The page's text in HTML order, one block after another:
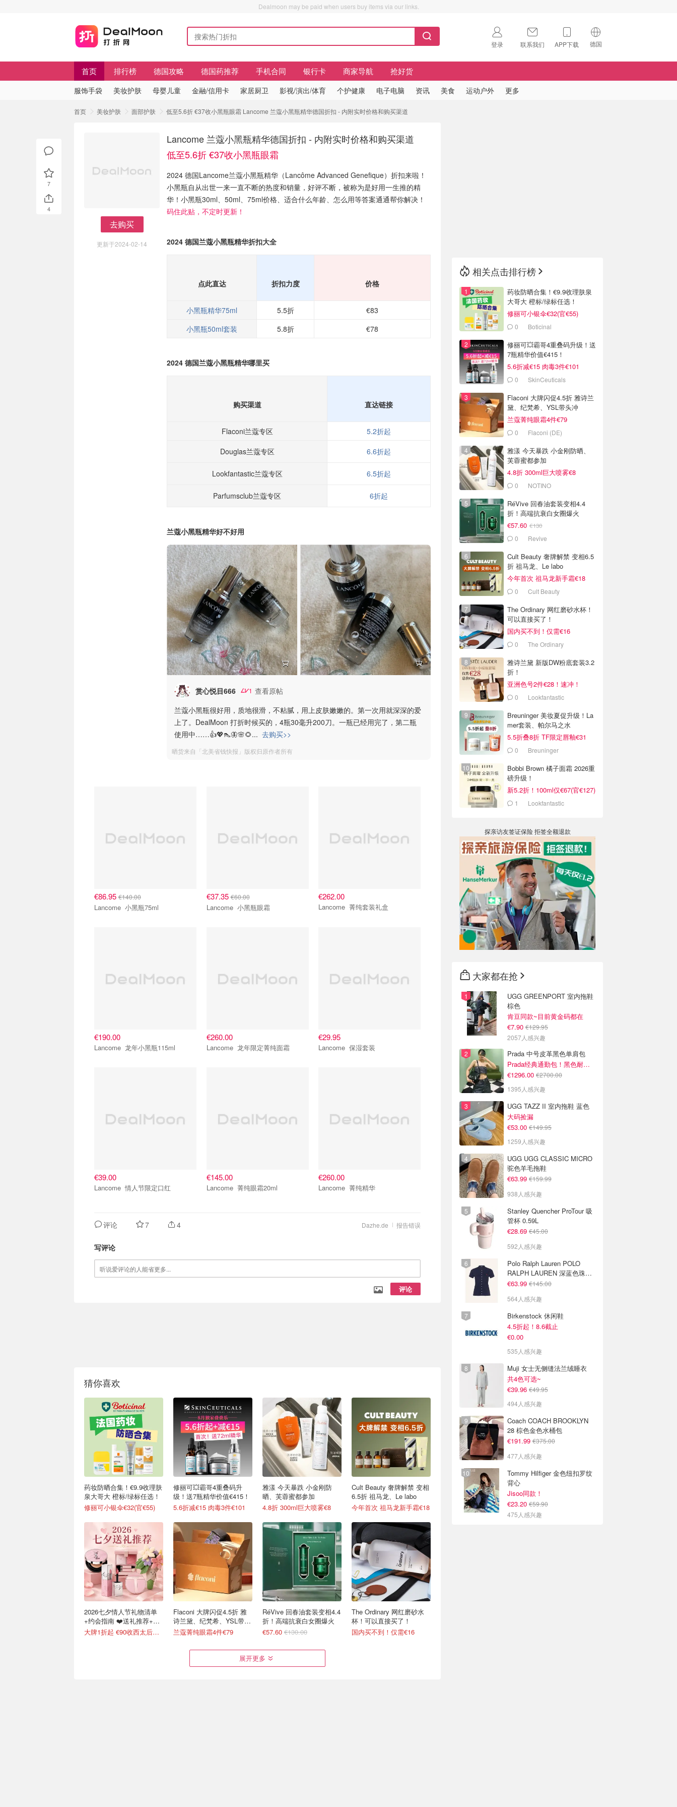
Dealmoon may be paid when users buy items via our links.
登录 联系我们 APP下载 德国
🇺🇸
首页 排行榜 德国攻略 德国药推荐 手机合同 银行卡 商家导航 抢好货
服饰手袋 美妆护肤 母婴儿童 金融/信用卡 家居厨卫 影视/演出/体育 个护健康 电子电脑 资讯 美食 运动户外 更多
首页 美妆护肤 面部护肤 低至5.6折 €37收小黑瓶眼霜 Lancome 兰蔻小黑瓶精华德国折扣 - 内附实时价格和购买渠道
去购买
更新于2024-02-14
Lancome 兰蔻小黑瓶精华德国折扣 - 内附实时价格和购买渠道
低至5.6折 €37收小黑瓶眼霜
2024 德国Lancome兰蔻小黑瓶精华（Lancôme Advanced Genefique）折扣来啦！
小黑瓶自从出世一来一直不断的热度和销量，好评不断，被称为是好用一生推的精
华！小黑瓶30ml、50ml、75ml价格、适合什么年龄、怎么用等答案通通帮你解决！
码住此贴，不定时更新！
2024 德国兰蔻小黑瓶精华折扣大全
点此直达 折扣力度 价格
小黑瓶精华75ml 5.5折
€83
小黑瓶50ml套装
5.8折 €78
2024 德国兰蔻小黑瓶精华哪里买
购买渠道 直达链接
Flaconi兰蔻专区
5.2折起
Douglas兰蔻专区
6.6折起
Lookfantastic兰蔻专区 6.5折起
Parfumsclub兰蔻专区 6折起
兰蔻小黑瓶精华好不好用
赏心悦目666 1 查看原帖
兰蔻小黑瓶很好用，质地很滑，不粘腻，用上皮肤嫩嫩的。第一次用就深深的爱
上了。DealMoon 打折时候买的，4瓶30毫升200刀。一瓶已经用完了，第二瓶
使用中……👍💖👠🦋🌸🌻... 去购买>>
晒货来自「北美省钱快报」版权归原作者所有
€86.95 €140.00
Lancome 小黑瓶75ml
€37.35€60.00
Lancome 小黑瓶眼霜
€262.00
Lancome 菁纯套装礼盒
€190.00
Lancome 龙年小黑瓶115ml
€260.00
Lancome 龙年限定菁纯面霜
€29.95
Lancome 保湿套装
€39.00
Lancome 情人节限定口红
€145.00
Lancome 菁纯眼霜20ml
€260.00
Lancome 菁纯精华
报告错误
Dazhe.de
评论 7 4
写评论
评论
猜你喜欢
药妆防晒合集！€9.9收理肤
泉大哥大 橙标/绿标任选！
修丽可小银伞€32(官€55)
2026七夕情人节礼物清单
+约会指南 ❤️送礼推荐+折
扣汇总
大牌1折起 €90收西太后土星耳钉
修丽可💥霸哥4重叠码升
级！送7瓶精华价值€415！
5.6折减€15 肉毒3件€101
Flaconi 大牌闪促4.5折 雅
诗兰黛、纪梵希、YSL带头
冲
兰蔻菁纯眼霜4件€79
雅漾 今天暴跌 小金刚防
晒、芙蓉蜜都参加
4.8折 300ml巨大喷雾€8
RéVive 回春油套装变相4.4
折！高端抗衰白女圈爆火
€57.60 €130.00
Cult Beauty 奢牌解禁 变相
6.5折 祖马龙、Le labo
今年首次 祖马龙新手霜€18
The Ordinary 网红磨砂水
杯！可以直接买了！
国内买不到！仅需€16
展开更多
7
4
相关点击排行榜
药妆防晒合集！€9.9收理肤泉
大哥大 橙标/绿标任选！
修丽可小银伞€32(官€55)
0 Boticinal
修丽可💥霸哥4重叠码升级！送
7瓶精华价值€415！
5.6折减€15 肉毒3件€101
0 SkinCeuticals
Flaconi 大牌闪促4.5折 雅诗兰
黛、纪梵希、YSL带头冲
兰蔻菁纯眼霜4件€79
0 Flaconi (DE)
雅漾 今天暴跌 小金刚防晒、
芙蓉蜜都参加
4.8折 300ml巨大喷雾€8
0 NOTINO
RéVive 回春油套装变相4.4
折！高端抗衰白女圈爆火
€57.60 €130
0 Revive
Cult Beauty 奢牌解禁 变相6.5
折 祖马龙、Le labo
今年首次 祖马龙新手霜€18
0 Cult Beauty
The Ordinary 网红磨砂水杯！
可以直接买了！
国内买不到！仅需€16
0 The Ordinary
雅诗兰黛 新版DW粉底套装3.2
折！
亚洲色号2件€28！速冲！
0 Lookfantastic
Breuninger 美妆夏促升级！La
mer套装、帕尔马之水
5.5折叠8折 TF限定唇釉€31
0 Breuninger
Bobbi Brown 橘子面霜 2026重
磅升级！
新5.2折！100ml仅€67(官€127)
1 Lookfantastic
探亲访友签证保险 拒签全额退款
大家都在抢
UGG GREENPORT 室内拖鞋
棕色
肯豆同款~目前黄金码都在
€7.90 €129.95
2057人感兴趣
Prada 中号皮革黑色单肩包
Prada经典通勤包！黑色耐看又百搭
€1296.00 €2700.00
1395人感兴趣
UGG TAZZ II 室内拖鞋 蓝色
大码捡漏
€53.00 €149.95
1259人感兴趣
UGG UGG CLASSIC MICRO
驼色羊毛拖鞋
€63.99 €159.99
938人感兴趣
Stanley Quencher ProTour 吸
管杯 0.59L
€28.69 €45.00
592人感兴趣
Polo Ralph Lauren POLO
RALPH LAUREN 深蓝色珠地
布 Polo衫
€63.99 €145.00
564人感兴趣
Birkenstock 休闲鞋
4.5折起！8.6截止
€0.00
535人感兴趣
Muji 女士无侧缝法兰绒睡衣
共4色可选~
€39.96 €49.95
494人感兴趣
Coach COACH BROOKLYN
28 棕色金色水桶包
€191.99 €375.00
477人感兴趣
Tommy Hilfiger 金色纽扣罗纹
背心
Jisoo同款！
€23.20 €59.90
475人感兴趣